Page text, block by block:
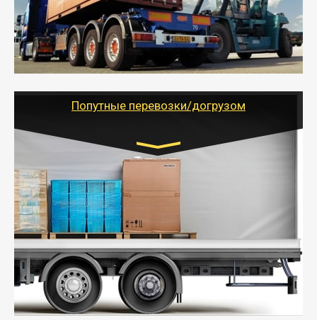
- Доставка фурой до 20 т возможна для больших
объемов грузов, упакованных в коробки, мешки,
паллеты и россыпью в самые отдаленные места
России с гарантией полной сохранности.
- Тайгер Логистик предоставляет услуги по
грузоперевозкам для физических и юридических лиц
Попутные перевозки/догрузом
Транспорт:
Газель (1,5 и 3 тонны), Бычок, Еврофура от 5 до
10 тонн
от 5000 руб. Возможен догруз
- Экономный способ доставить вещи от 200 кг в
другой город - догрузом или попутно. Попутные
грузоперевозки для физлиц, ИП и юрлиц обходятся
дешевле.
- Тайгер Логистик организует доставку
крупногабаритных и личных вещей по нужному